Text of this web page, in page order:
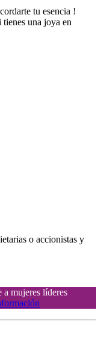
tu esencia !
una joya en
o accionistas y
a mujeres líderes